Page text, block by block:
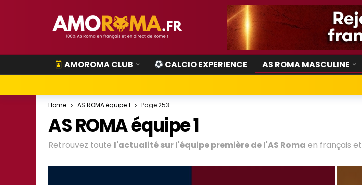
AMOROMA CLUB CALCIO EXPERIENCE AS ROMA MASCULINE
Home AS ROMA équipe 1 Page 253
AS ROMA équipe 1
Retrouvez toute l'actualité sur l'équipe première de l'AS Roma en français et